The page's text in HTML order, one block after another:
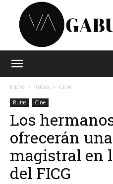
Inicio Rutas Cine
Rutas Cine
Los
ofrecerán
magistral en
del FICG